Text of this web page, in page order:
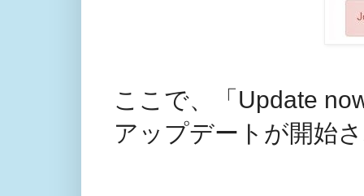
ここで、「Update
アップデートが開始